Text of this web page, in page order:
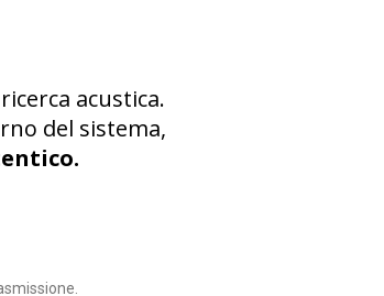
acustica.
del sistema,